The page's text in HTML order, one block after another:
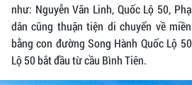
như: Nguyễn Văn Linh, Quốc Lộ 50,
dân cũng thuận tiện di chuyển về
bằng con đường Song Hành Quốc Lộ
Lộ 50 bắt đầu từ cầu Bình Tiên.